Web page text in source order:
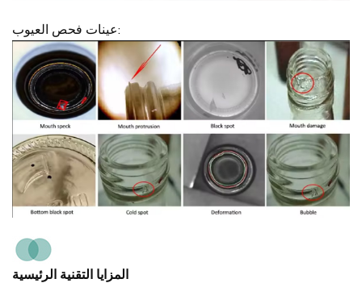
عينات فحص العيوب:
المزايا التقنية الرئيسية